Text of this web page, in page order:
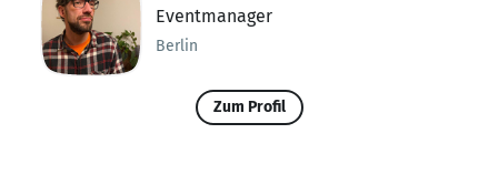
Eventmanager
Berlin
Zum Profil